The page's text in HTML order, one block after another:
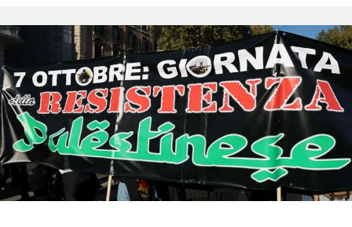
i
nuovi
antisemiti
dell’ultrasinistra
francese